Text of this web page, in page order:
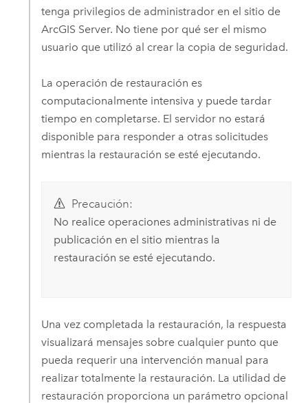
tenga privilegios de administrador en el sitio de
ArcGIS Server. No tiene por qué ser el mismo
usuario que utilizó al crear la copia de seguridad.
La operación de restauración es
computacionalmente intensiva y puede tardar
tiempo en completarse. El servidor no estará
disponible para responder a otras solicitudes
mientras la restauración se esté ejecutando.
Precaución:
No realice operaciones administrativas ni de
publicación en el sitio mientras la
restauración se esté ejecutando.
Una vez completada la restauración, la respuesta
visualizará mensajes sobre cualquier punto que
pueda requerir una intervención manual para
realizar totalmente la restauración. La utilidad de
restauración proporciona un parámetro opcional